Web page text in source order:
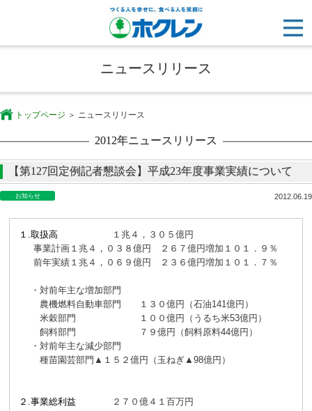
ニュースリリース
トップページ ニュースリリース
2012年ニュースリリース
【第127回定例記者懇談会】平成23年度事業実績について
お知らせ 2012.06.19
１.取扱高
１兆４，３０５億円
事業計画 １兆４，０３８億円 ２６７億円増加 １０１．９％
前年実績 １兆４，０６９億円 ２３６億円増加 １０１．７％
・対前年主な増加部門
農機燃料自動車部門
１３０億円（石油141億円）
米穀部門
１００億円（うるち米53億円）
飼料部門
７９億円（飼料原料44億円）
・対前年主な減少部門
種苗園芸部門 ▲１５２億円（玉ねぎ▲98億円）
２.事業総利益
２７０億４１百万円